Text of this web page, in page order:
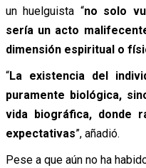
un huelguista “no solo
sería un acto
dimensión espiritual o
“La existencia del
puramente biológica,
vida biográfica, donde
expectativas”, añadió.
Pese a que aún no ha